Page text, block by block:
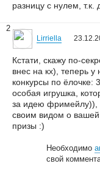
разницу с нулем, т.к.
2
Lirriella
Кстати, скажу по-
внес на кх), теперь
конкурсы по ёлочке:
особая игрушка,
за идею фримейлу)),
своим видом о
призы :)
Необходимо
свой